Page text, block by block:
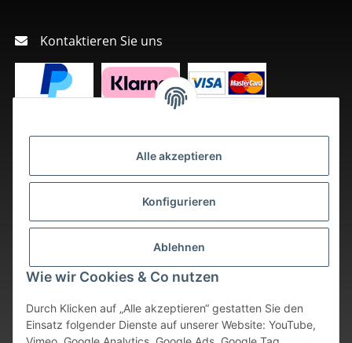
Alle akzeptieren
Konfigurieren
Ablehnen
Wie wir Cookies & Co nutzen
Durch Klicken auf „Alle akzeptieren“ gestatten Sie den
Einsatz folgender Dienste auf unserer Website: YouTube,
Kontaktieren Sie uns